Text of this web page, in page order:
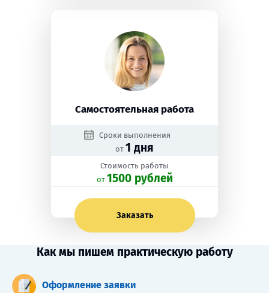
Самостоятельная работа
Сроки выполнения
от 1 дня
Стоимость работы
oт 1500 рублей
Заказать
Как мы пишем практическую работу
Оформление заявки